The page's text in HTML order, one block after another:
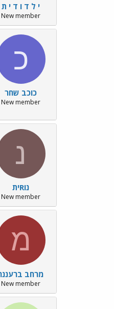
י ל ד ו ד י ת
New member
כ
כוכב שחר
New member
נ
נוRית
New member
מ
מרחב
New member